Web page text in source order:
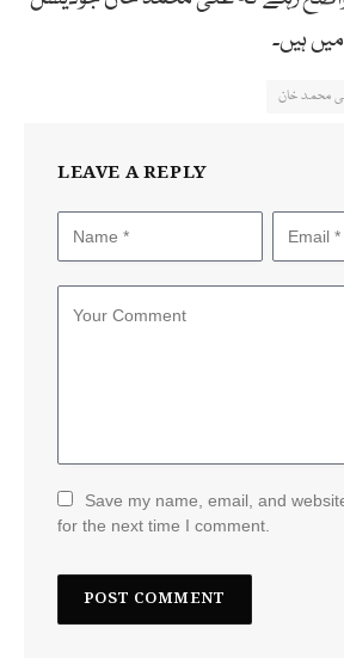
ہیں۔
محمد خان
LEAVE A REPLY
Save my name, email, and
for the next time I comment.